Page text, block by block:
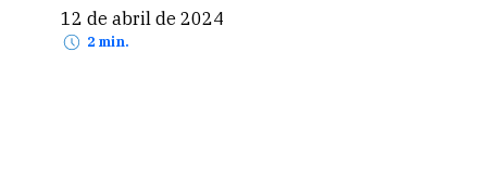
12 de abril de 2024
2 min.